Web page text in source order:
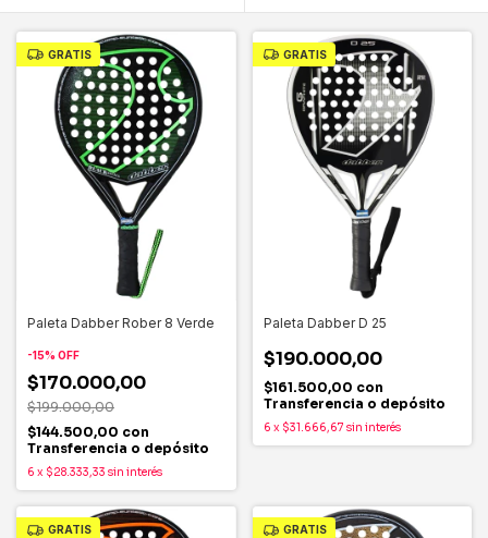
GRATIS
Paleta Dabber Rober 8 Verde
-15% OFF
$170.000,00
$199.000,00
$144.500,00 con
Transferencia o depósito
6 x $28.333,33 sin interés
GRATIS
Paleta Dabber D 25
$190.000,00
$161.500,00 con
Transferencia o depósito
6 x $31.666,67 sin interés
GRATIS GRATIS